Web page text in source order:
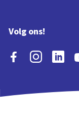
Volg ons!